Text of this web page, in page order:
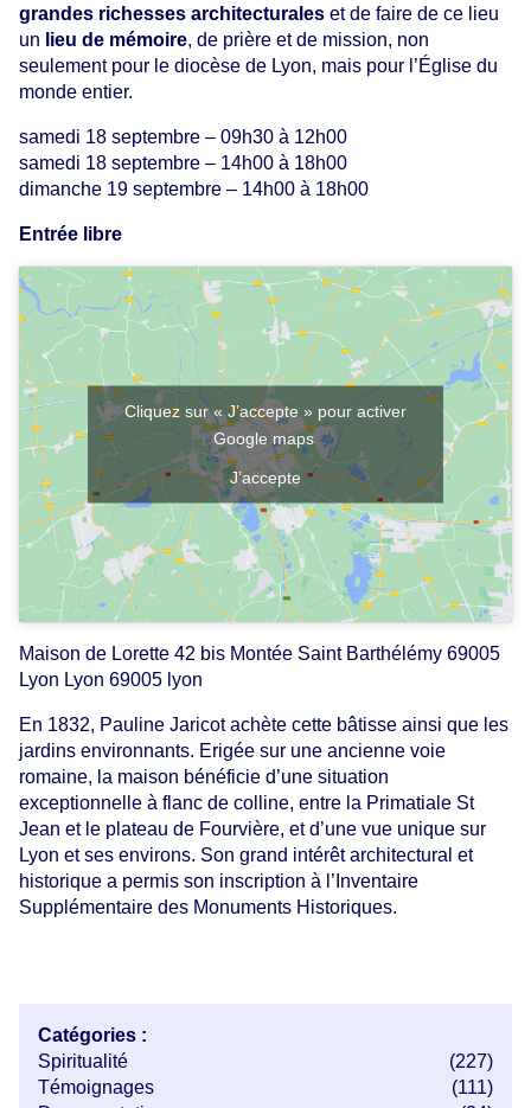
grandes richesses architecturales et de faire de ce lieu
un lieu de mémoire, de prière et de mission, non
seulement pour le diocèse de Lyon, mais pour l’Église du
monde entier.
samedi 18 septembre – 09h30 à 12h00
samedi 18 septembre – 14h00 à 18h00
dimanche 19 septembre – 14h00 à 18h00
Entrée libre
Cliquez sur « J’accepte » pour activer
Google maps
J’accepte
Maison de Lorette 42 bis Montée Saint Barthélémy 69005
Lyon Lyon 69005 lyon
En 1832, Pauline Jaricot achète cette bâtisse ainsi que les
jardins environnants. Erigée sur une ancienne voie
romaine, la maison bénéficie d’une situation
exceptionnelle à flanc de colline, entre la Primatiale St
Jean et le plateau de Fourvière, et d’une vue unique sur
Lyon et ses environs. Son grand intérêt architectural et
historique a permis son inscription à l’Inventaire
Supplémentaire des Monuments Historiques.
Catégories :
Spiritualité
(227)
Témoignages
(111)